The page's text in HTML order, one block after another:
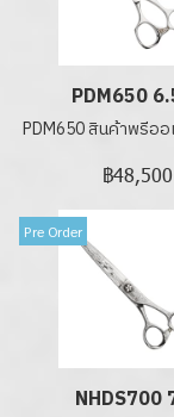
PDM650
PDM650 สินค้าพรีอ
฿48,500
Pre Order
NHDS700